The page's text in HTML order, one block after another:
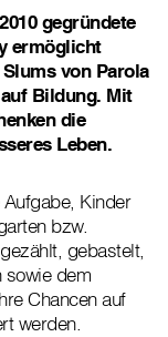
gegründete
ermöglicht
von Parola
Bildung. Mit
die
Leben.
Kinder
bzw.
gebastelt,
sowie dem
Chancen auf
werden.